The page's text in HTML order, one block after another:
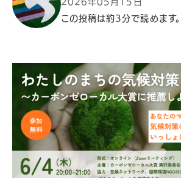
2026年05月15日
この投稿は約3分で読めます。